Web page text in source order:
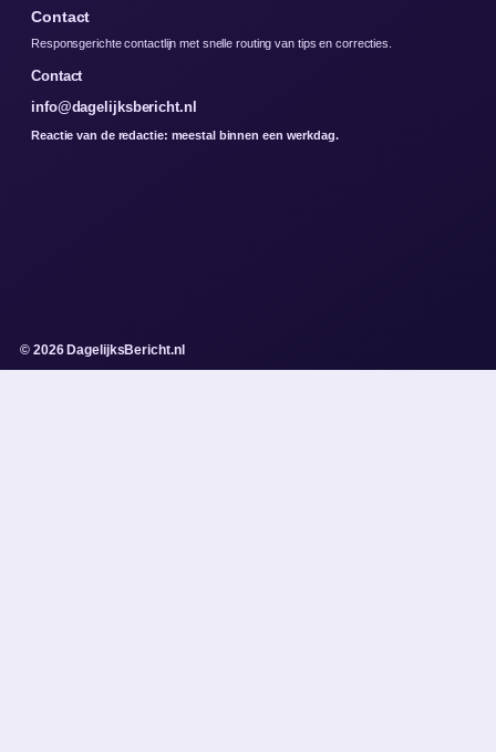
Contact
Responsgerichte contactlijn met snelle routing van tips en correcties.
Contact
info@dagelijksbericht.nl
Reactie van de redactie: meestal binnen een werkdag.
© 2026 DagelijksBericht.nl